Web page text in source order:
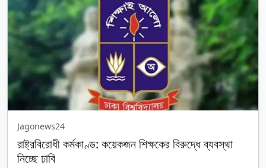
Jagonews24
রাষ্ট্রবিরোধী কর্মকাণ্ড: কয়েকজন শিক্ষকের বিরুদ্ধে ব্যবস্থা
নিচ্ছে ঢাবি